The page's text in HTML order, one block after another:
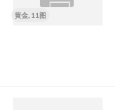
黄金, 11图